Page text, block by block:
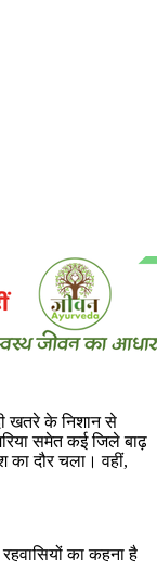
खतरे के निशान से
समेत कई जिले बाढ़
का दौर चला। वहीं,
का कहना है